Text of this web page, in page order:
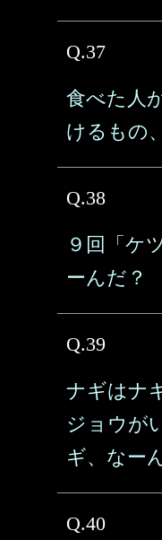
Q.37
食べた人
けるもの
Q.38
９回「ケ
ーんだ？
Q.39
ナギはナ
ジョウが
ギ、なー
Q.40